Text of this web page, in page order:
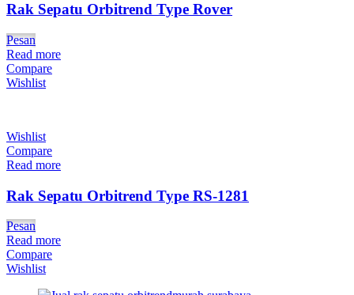
Rak Sepatu Orbitrend Type Rover
Pesan
Read more
Compare
Wishlist
Wishlist
Compare
Read more
Rak Sepatu Orbitrend Type RS-1281
Pesan
Read more
Compare
Wishlist